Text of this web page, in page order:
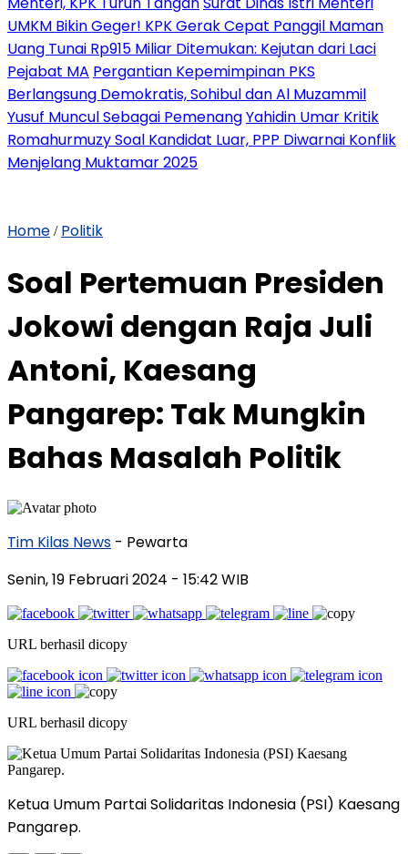
UMKM Bikin Geger! KPK Gerak Cepat Panggil Maman
Uang Tunai Rp915 Miliar Ditemukan: Kejutan dari Laci
Pejabat MA Pergantian Kepemimpinan PKS
Berlangsung Demokratis, Sohibul dan Al Muzammil
Yusuf Muncul Sebagai PemenangYahidin Umar Kritik
Romahurmuzy Soal Kandidat Luar, PPP Diwarnai Konflik
Menjelang Muktamar 2025
Home / Politik
Soal Pertemuan Presiden
Jokowi dengan Raja Juli
Antoni, Kaesang
Pangarep: Tak Mungkin
Bahas Masalah Politik
Tim Kilas News - Pewarta
Senin, 19 Februari 2024 - 15:42 WIB
URL berhasil dicopy
URL berhasil dicopy
Ketua Umum Partai Solidaritas Indonesia (PSI) Kaesang
Pangarep.